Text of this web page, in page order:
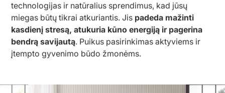
technologijas ir natūralius sprendimus, kad jūsų
miegas būtų tikrai atkuriantis. Jis padeda mažinti
kasdienį stresą, atukuria kūno energiją ir pagerina
bendrą savijautą. Puikus pasirinkimas aktyviems ir
įtempto gyvenimo būdo žmonėms.